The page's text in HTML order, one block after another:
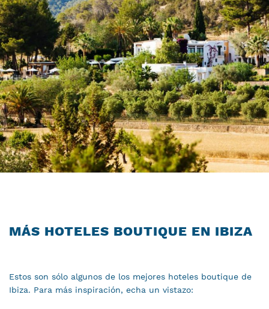
MÁS HOTELES BOUTIQUE EN IBIZA
Estos son sólo algunos de los mejores hoteles boutique de
Ibiza. Para más inspiración, echa un vistazo: